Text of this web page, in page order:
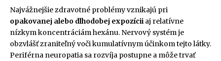
Najvážnejšie zdravotné problémy vznikajú pri
opakovanej alebo dlhodobej expozícii aj relatívne
nízkym koncentráciám hexánu. Nervový systém je
obzvlášť zraniteľný voči kumulatívnym účinkom tejto látky.
Periférna neuropatia sa rozvíja postupne a môže trvať